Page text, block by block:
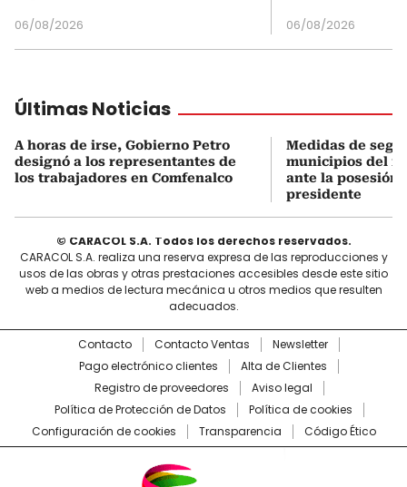
06/08/2026 06/08/2026
Últimas Noticias
A horas de irse, Gobierno Petro
designó a los representantes de
los trabajadores en Comfenalco
Medidas de
municipios del
ante la posesión
presidente
© CARACOL S.A. Todos los derechos reservados.
CARACOL S.A. realiza una reserva expresa de las reproducciones y
usos de las obras y otras prestaciones accesibles desde este sitio
web a medios de lectura mecánica u otros medios que resulten
adecuados.
Contacto Contacto Ventas
Newsletter
Pago electrónico clientes
Alta de Clientes
Registro de proveedores
Aviso legal
Política de Protección de Datos
Política de cookies
Configuración de cookies
Transparencia Código Ético